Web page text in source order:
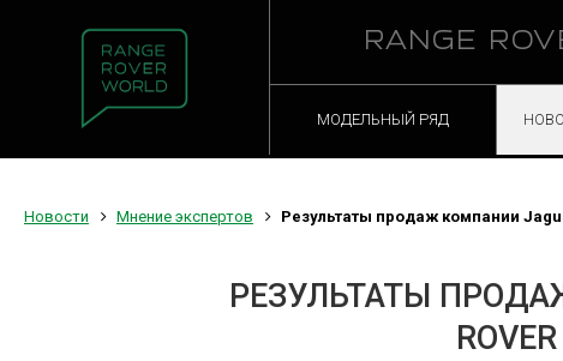
RANGE
МОДЕЛЬНЫЙ РЯД
Новости Мнение экспертов Результаты продаж компании
РЕЗУЛЬТАТЫ